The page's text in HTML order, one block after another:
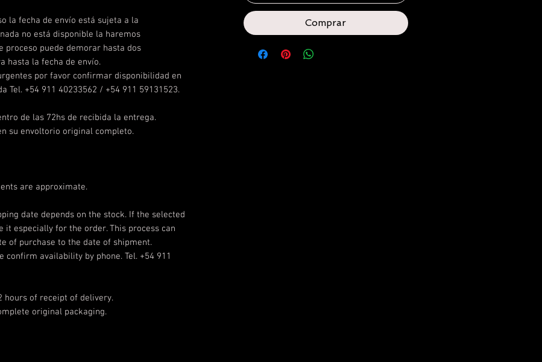
la fecha de envío está sujeta a la
no está disponible la haremos
proceso puede demorar hasta dos
hasta la fecha de envío.
por favor confirmar disponibilidad en
Tel. +54 911 40233562 / +54 911 59131523.
de las 72hs de recibida la entrega.
su envoltorio original completo.
are approximate.
date depends on the stock. If the selected
especially for the order. This process can
of purchase to the date of shipment.
confirm availability by phone. Tel. +54 911
hours of receipt of delivery.
original packaging.
Comprar